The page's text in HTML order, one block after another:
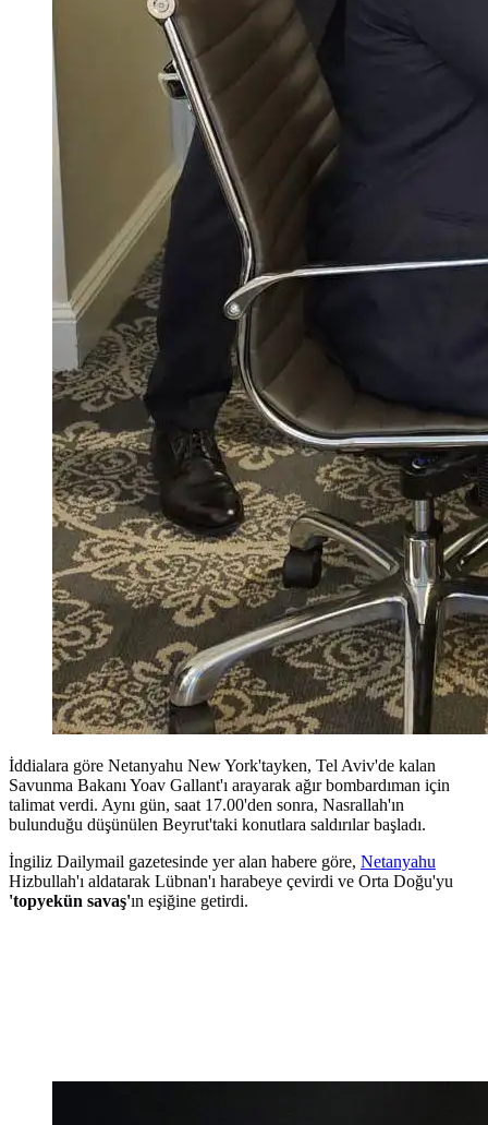
İddialara göre Netanyahu New York'tayken, Tel Aviv'de kalan
Savunma Bakanı Yoav Gallant'ı arayarak ağır bombardıman için
talimat verdi. Aynı gün, saat 17.00'den sonra, Nasrallah'ın
bulunduğu düşünülen Beyrut'taki konutlara saldırılar başladı.
İngiliz Dailymail gazetesinde yer alan habere göre, Netanyahu
Hizbullah'ı aldatarak Lübnan'ı harabeye çevirdi ve Orta Doğu'yu
'topyekün savaş'ın eşiğine getirdi.